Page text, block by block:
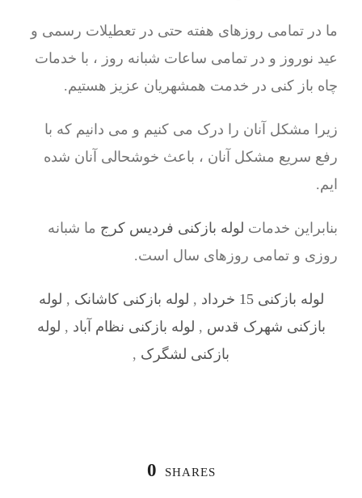
ما در تمامی روزهای هفته حتی در تعطیلات رسمی و
عید نوروز و در تمامی ساعات شبانه روز ، با خدمات
چاه باز کنی در خدمت همشهریان عزیز هستیم.
زیرا مشکل آنان را درک می کنیم و می دانیم که با
رفع سریع مشکل آنان ، باعث خوشحالی آنان شده
ایم.
بنابراین خدمات لوله بازکنی فردیس کرج ما شبانه
روزی و تمامی روزهای سال است.
لوله بازکنی 15 خرداد , لوله بازکنی کاشانک , لوله
بازکنی شهرک قدس , لوله بازکنی نظام آباد , لوله
بازکنی لشگرک ,
0 SHARES